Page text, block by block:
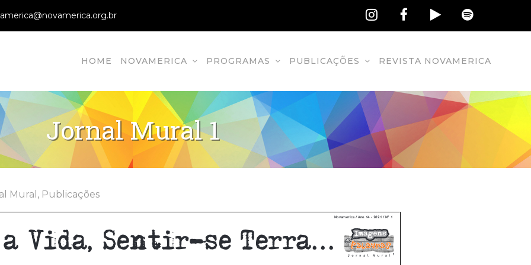
HOME NOVAMERICA PROGRAMAS PUBLICAÇÕES REVISTA NOVAMERICA
Jornal Mural 1
Mural , Publicações